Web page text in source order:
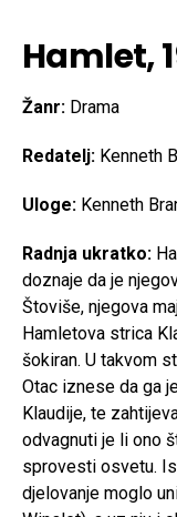
Hamlet,
Žanr: Drama
Redatelj: Kenneth
Uloge: Kenneth
Radnja ukratko:
doznaje da je
Štoviše, njegova
Hamletova strica
šokiran. U takvom
Otac iznese da ga
Klaudije, te
odvagnuti je li ono
sprovesti osvetu.
djelovanje moglo